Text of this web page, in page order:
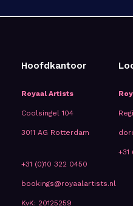
Hoofdkantoor
Royaal Artists
Coolsingel 104
3011 AG Rotterdam
+31 (0)10 322 0450
bookings@royaalartists.nl
KvK: 20125259
+31